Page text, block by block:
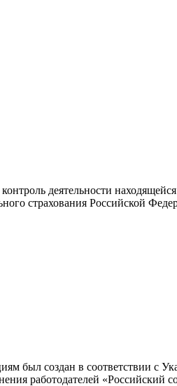
деятельности
страхования Российской
был создан в соответствии с
работодателей